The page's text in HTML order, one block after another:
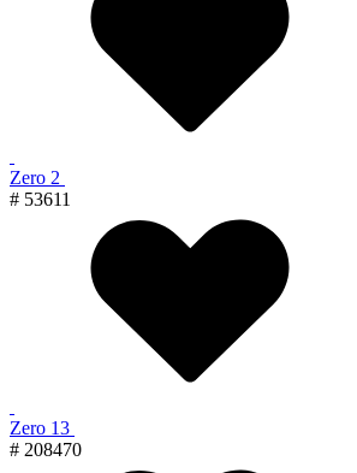
Zero 2
# 53611
Zero 13
# 208470